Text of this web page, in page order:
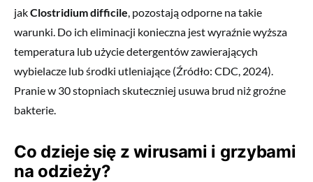
jakClostridium difficile, pozostają odporne na takie
warunki. Do ich eliminacji konieczna jest wyraźnie wyższa
temperatura lub użycie detergentów zawierających
wybielacze lub środki utleniające (Źródło: CDC, 2024).
Pranie w 30 stopniach skuteczniej usuwa brud niż groźne
bakterie.
Co dzieje się z wirusami i grzybami
na odzieży?